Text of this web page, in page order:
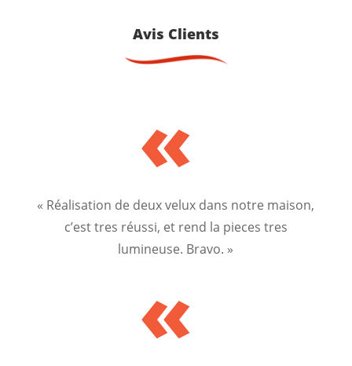
Avis Clients
«
« Réalisation de deux velux dans notre maison,
c’est tres réussi, et rend la pieces tres
lumineuse. Bravo. »
«